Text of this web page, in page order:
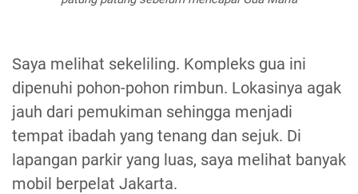
Saya melihat sekeliling. Kompleks gua ini
dipenuhi pohon-pohon rimbun. Lokasinya agak
jauh dari pemukiman sehingga menjadi
tempat ibadah yang tenang dan sejuk. Di
lapangan parkir yang luas, saya melihat banyak
mobil berpelat Jakarta.